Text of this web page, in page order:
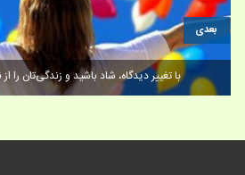
با تغییر دیدگاه، شاد باشید و زندگی‌تان را
بعدی